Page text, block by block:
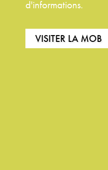
d'informations.
VISITER LA MOB